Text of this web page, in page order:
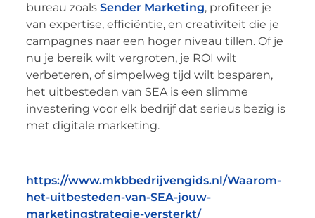
bureau zoals Sender Marketing, profiteer je
van expertise, efficiëntie, en creativiteit die je
campagnes naar een hoger niveau tillen. Of je
nu je bereik wilt vergroten, je ROI wilt
verbeteren, of simpelweg tijd wilt besparen,
het uitbesteden van SEA is een slimme
investering voor elk bedrijf dat serieus bezig is
met digitale marketing.
https://www.mkbbedrijvengids.nl/Waarom-
het-uitbesteden-van-SEA-jouw-
marketingstrategie-versterkt/